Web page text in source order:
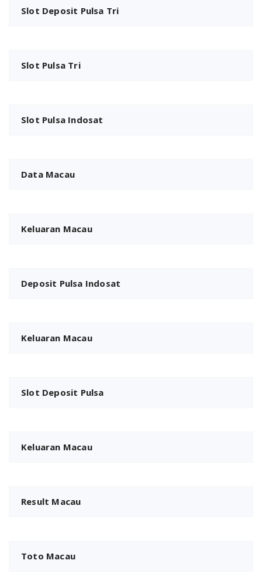
Slot Deposit Pulsa Tri
Slot Pulsa Tri
Slot Pulsa Indosat
Data Macau
Keluaran Macau
Deposit Pulsa Indosat
Keluaran Macau
Slot Deposit Pulsa
Keluaran Macau
Result Macau
Toto Macau